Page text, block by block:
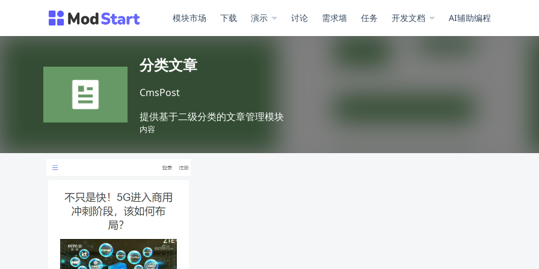
模块市场 下载 演示 讨论 需求墙 任务 开发文档 AI辅助编程
分类文章
CmsPost
提供基于二级分类的文章管理模块
内容